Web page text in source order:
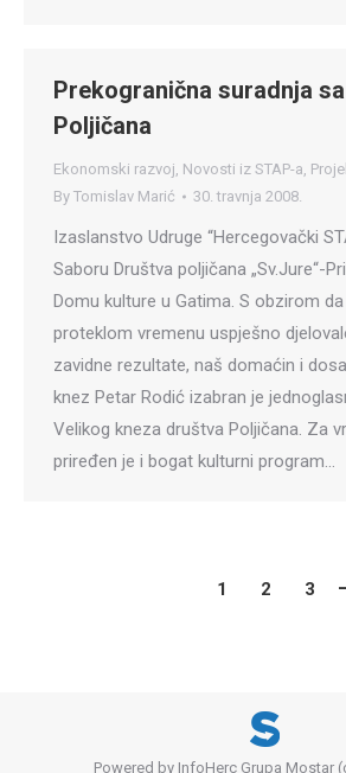
Prekogranična suradnja
Poljičana
Ekonomski razvoj, Novosti iz STAP-a,
By Tomislav Marić 30. travnja 2008.
Izaslanstvo Udruge “Hercegovački
Saboru Društva poljičana „Sv.Jure“-
Domu kulture u Gatima. S obzirom
proteklom vremenu uspješno
zavidne rezultate, naš domaćin i
knez Petar Rodić izabran je
Velikog kneza društva Poljičana. Za
priređen je i bogat kulturni program…
1 2 3
Powered by InfoHerc Grupa Mostar